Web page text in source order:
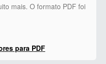
mais. O formato PDF foi
para PDF